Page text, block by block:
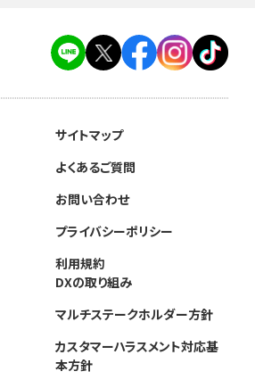
サイトマップ
よくあるご質問
お問い合わせ
プライバシーポリシー
利用規約
DXの取り組み
マルチステークホルダー方針
カスタマーハラスメント対応基
本方針